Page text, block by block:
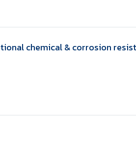
chemical & corrosion